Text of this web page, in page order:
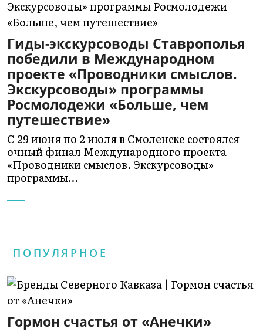
Гиды-экскурсоводы Ставрополья
победили в Международном
проекте «Проводники смыслов.
Экскурсоводы» программы
Росмолодежи «Больше, чем
путешествие»
С 29 июня по 2 июля в Смоленске состоялся
очный финал Международного проекта
«Проводники смыслов. Экскурсоводы»
программы…
ПОПУЛЯРНОЕ
Гормон счастья от «Анечки»